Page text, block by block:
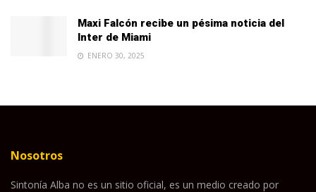
Maxi Falcón recibe un pésima noticia del
Inter de Miami
ENERO 30, 2025
Nosotros
Sintonía Alba no es un sitio oficial, es un medio creado por